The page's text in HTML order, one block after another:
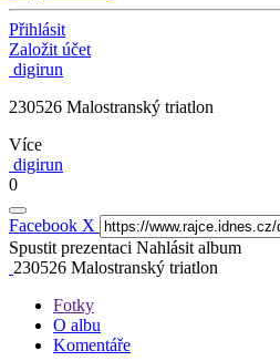
Přihlásit
Založit účet
digirun
230526 Malostranský triatlon
Více
digirun
0
Facebook X
Spustit prezentaci Nahlásit album
230526 Malostranský triatlon
Fotky
O albu
Komentáře